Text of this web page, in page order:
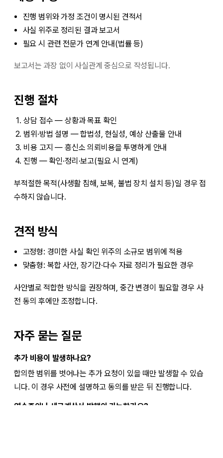
진행 범위와 가정 조건이 명시된 견적서
사실 위주로 정리된 결과 보고서
필요 시 관련 전문가 연계 안내(법률 등)
보고서는 과장 없이 사실관계 중심으로 작성됩니다.
진행 절차
상담 접수 — 상황과 목표 확인
범위·방법 설명 — 합법성, 현실성, 예상 산출물 안내
비용 고지 — 흥신소 의뢰비용을 투명하게 안내
진행 — 확인·정리·보고(필요 시 연계)
부적절한 목적(사생활 침해, 보복, 불법 장치 설치 등)일 경우 접
수하지 않습니다.
견적 방식
고정형: 경미한 사실 확인 위주의 소규모 범위에 적용
맞춤형: 복합 사안, 장기간·다수 자료 정리가 필요한 경우
사안별로 적합한 방식을 권장하며, 중간 변경이 필요할 경우 사
전 동의 후에만 조정합니다.
자주 묻는 질문
추가 비용이 발생하나요?
합의한 범위를 벗어나는 추가 요청이 있을 때만 발생할 수 있습
니다. 이 경우 사전에 설명하고 동의를 받은 뒤 진행합니다.
영수증이나 세금계산서 발행이 가능한가요?